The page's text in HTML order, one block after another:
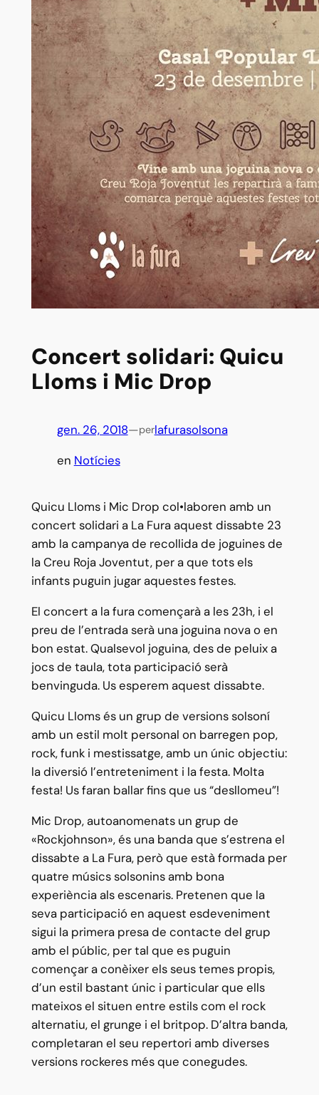
Concert solidari: Quicu
Lloms i Mic Drop
gen. 26, 2018—perlafurasolsona
en Notícies
Quicu Lloms i Mic Drop col•laboren amb un
concert solidari a La Fura aquest dissabte 23
amb la campanya de recollida de joguines de
la Creu Roja Joventut, per a que tots els
infants puguin jugar aquestes festes.
El concert a la fura començarà a les 23h, i el
preu de l’entrada serà una joguina nova o en
bon estat. Qualsevol joguina, des de peluix a
jocs de taula, tota participació serà
benvinguda.Us esperem aquest dissabte.
Quicu Lloms és un grup de versions solsoní
amb un estil molt personal on barregen pop,
rock, funk i mestissatge, amb un únic objectiu:
la diversió l’entreteniment i la festa. Molta
festa! Us faran ballar fins que us “desllomeu”!
Mic Drop, autoanomenats un grup de
«Rockjohnson», és una banda que s’estrena el
dissabte a La Fura, però que està formada per
quatre músics solsonins amb bona
experiència als escenaris. Pretenen que la
seva participació en aquest esdeveniment
sigui la primera presa de contacte del grup
amb el públic, per tal que es puguin
començar a conèixer els seus temes propis,
d’un estil bastant únic i particular que ells
mateixos el situen entre estils com el rock
alternatiu, el grunge i el britpop. D’altra banda,
completaran el seu repertori amb diverses
versions rockeres més que conegudes.